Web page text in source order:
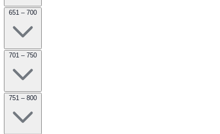
651 – 700
701 – 750
751 – 800